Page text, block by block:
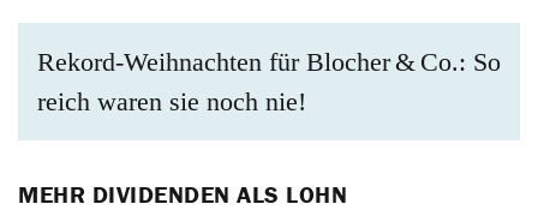
Rekord-Weihnachten für Blocher & Co.: So
reich waren sie noch nie!
MEHR DIVIDENDEN ALS LOHN